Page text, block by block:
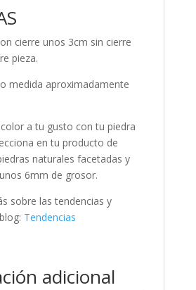
cierre unos 3cm sin cierre
pieza.
medida aproximadamente
a tu gusto con tu piedra
en tu producto de
naturales facetadas y
6mm de grosor.
sobre las tendencias y
Tendencias
adicional